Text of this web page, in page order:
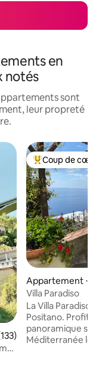
en
notés
sont
leur propreté
moyenne sur la
Coups de cœur
Coup de cœur
Appartement ⋅
Villa Paradiso
La Villa Paradiso
Positano.
panoramique sur
Méditerranée le